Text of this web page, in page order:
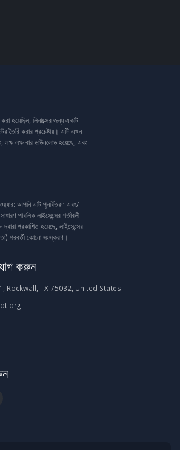
হয়েছিল, লিনাক্সের জন্য একটি
তৈরি করার প্রচেষ্টায়। এটি এখন
লক্ষ লক্ষ বার ডাউনলোড হয়েছে, এবং
আপনি এটি পুনর্বিতরণ এবং/
পাবলিক লাইসেন্সের শর্তাবলী
প্রকাশিত হয়েছে, লাইসেন্সের
পরবর্তী কোনো সংস্করণ।
করুন
Rockwall, TX 75032, United States